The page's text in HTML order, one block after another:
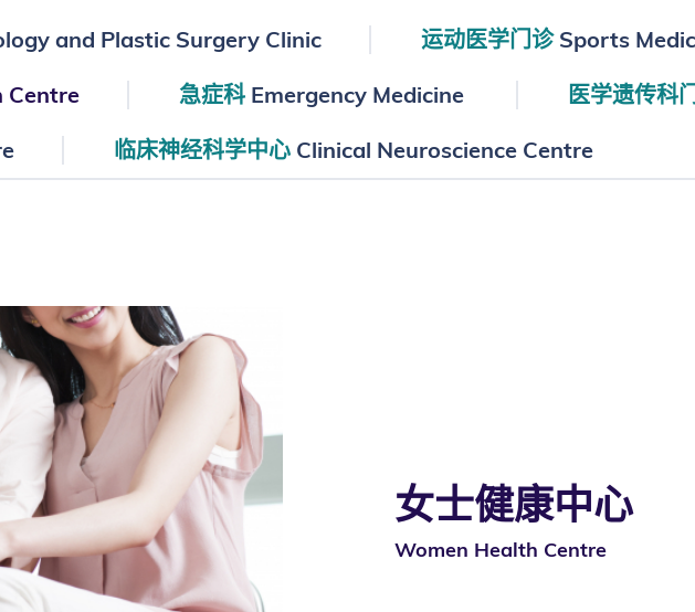
and Plastic Surgery Clinic 运动医学门诊Sports
Centre 急症科 Emergency Medicine 医学遗传科
临床神经科学中心 Clinical Neuroscience Centre
女士健康中心
Women Health Centre